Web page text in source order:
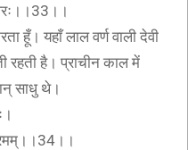
हूँ। यहाँ लाल वर्ण वाली देवी
रहती है। प्राचीन काल में
साधु थे।